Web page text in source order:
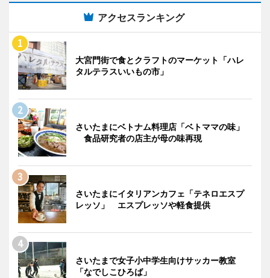
アクセスランキング
大宮門街で食とクラフトのマーケット「ハレ
タルテラスいいもの市」
さいたまにベトナム料理店「ベトママの味」
食品研究者の店主が母の味再現
さいたまにイタリアンカフェ「テネロエスプ
レッソ」 エスプレッソや軽食提供
さいたまで女子小中学生向けサッカー教室
「なでしこひろば」